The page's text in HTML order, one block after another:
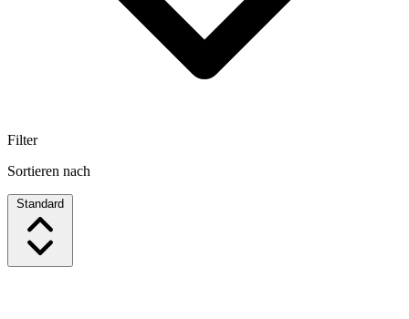
Filter
Sortieren nach
Standard